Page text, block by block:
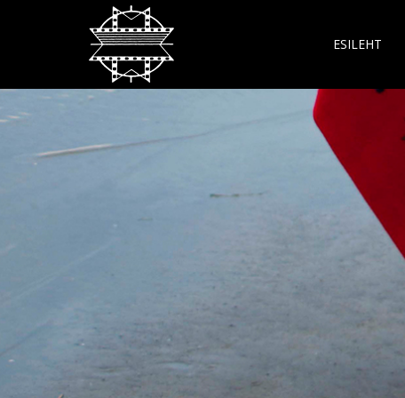
ESILEHT